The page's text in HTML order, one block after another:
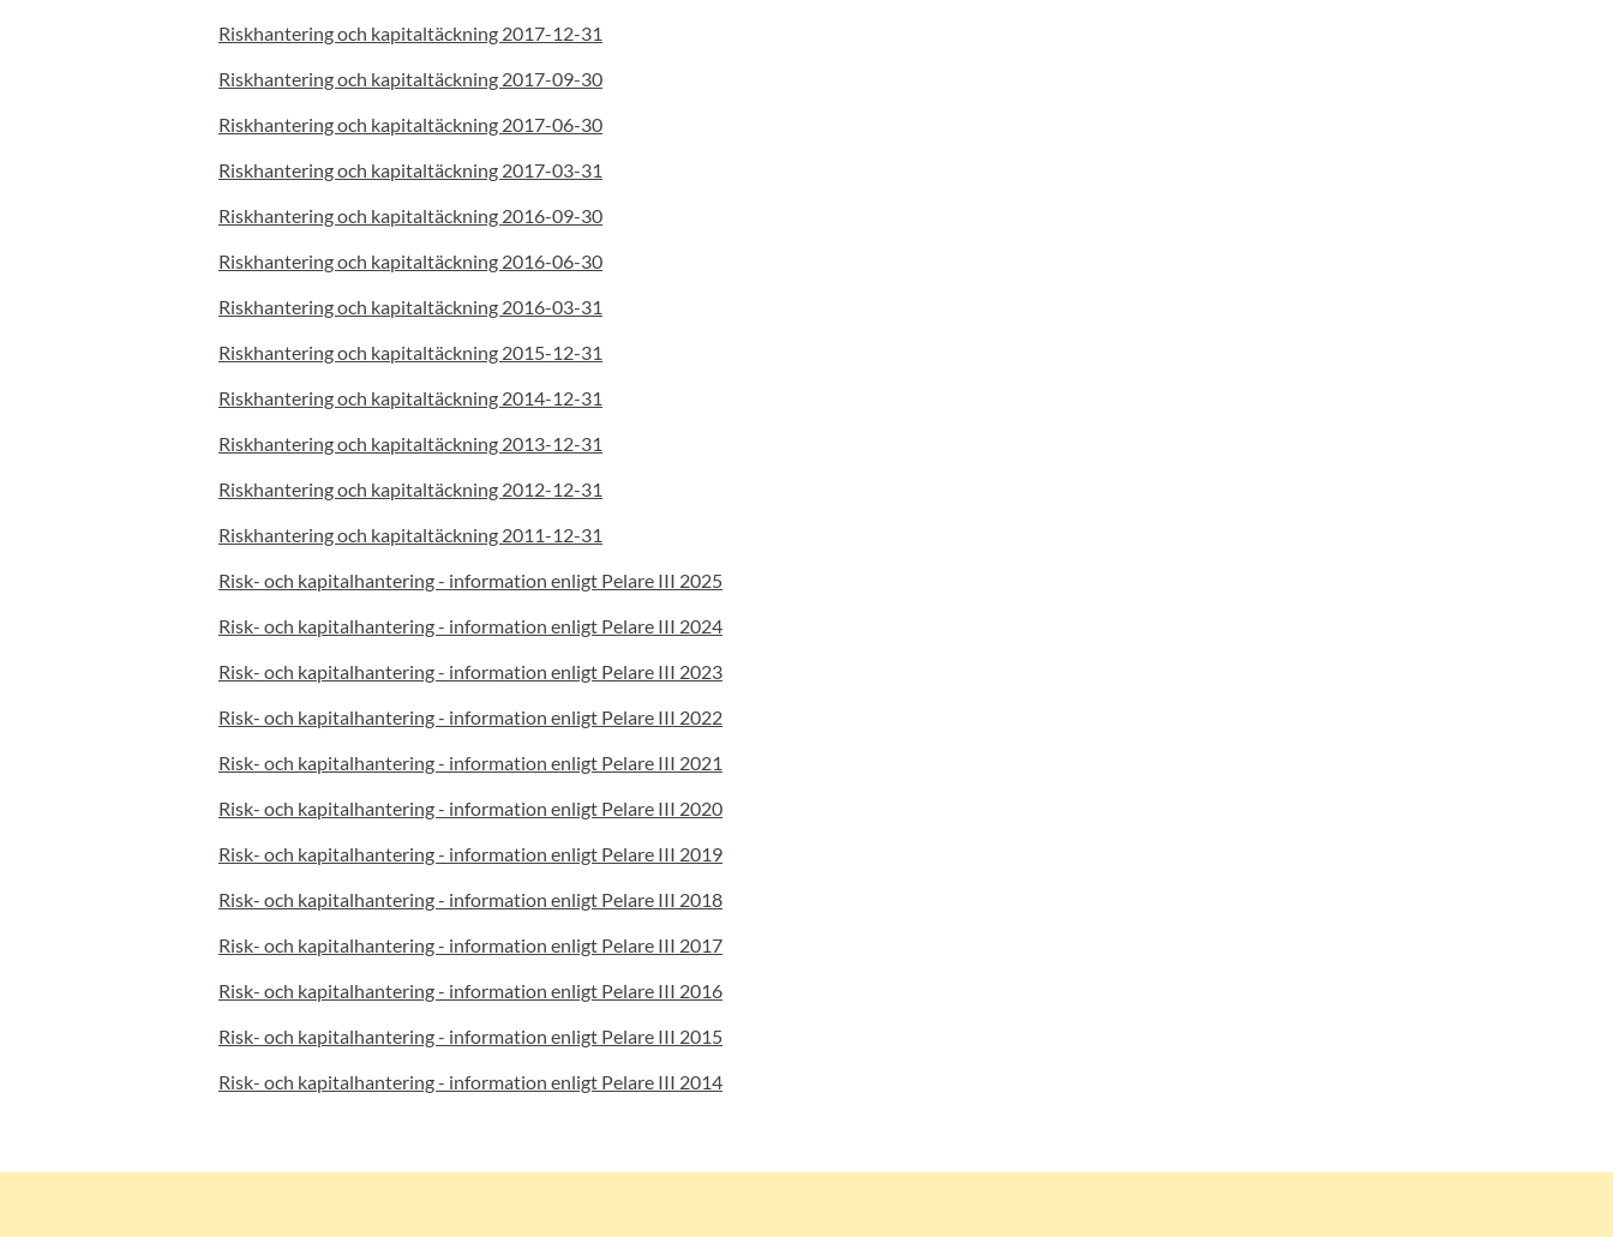
Riskhantering och kapitaltäckning 2017-12-31
Riskhantering och kapitaltäckning 2017-09-30
Riskhantering och kapitaltäckning 2017-06-30
Riskhantering och kapitaltäckning 2017-03-31
Riskhantering och kapitaltäckning 2016-09-30
Riskhantering och kapitaltäckning 2016-06-30
Riskhantering och kapitaltäckning 2016-03-31
Riskhantering och kapitaltäckning 2015-12-31
Riskhantering och kapitaltäckning 2014-12-31
Riskhantering och kapitaltäckning 2013-12-31
Riskhantering och kapitaltäckning 2012-12-31
Riskhantering och kapitaltäckning 2011-12-31
Risk- och kapitalhantering - information enligt Pelare III 2025
Risk- och kapitalhantering - information enligt Pelare III 2024
Risk- och kapitalhantering - information enligt Pelare III 2023
Risk- och kapitalhantering - information enligt Pelare III 2022
Risk- och kapitalhantering - information enligt Pelare III 2021
Risk- och kapitalhantering - information enligt Pelare III 2020
Risk- och kapitalhantering - information enligt Pelare III 2019
Risk- och kapitalhantering - information enligt Pelare III 2018
Risk- och kapitalhantering - information enligt Pelare III 2017
Risk- och kapitalhantering - information enligt Pelare III 2016
Risk- och kapitalhantering - information enligt Pelare III 2015
Risk- och kapitalhantering - information enligt Pelare III 2014